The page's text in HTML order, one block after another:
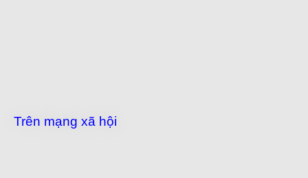
Trên mạng xã hội